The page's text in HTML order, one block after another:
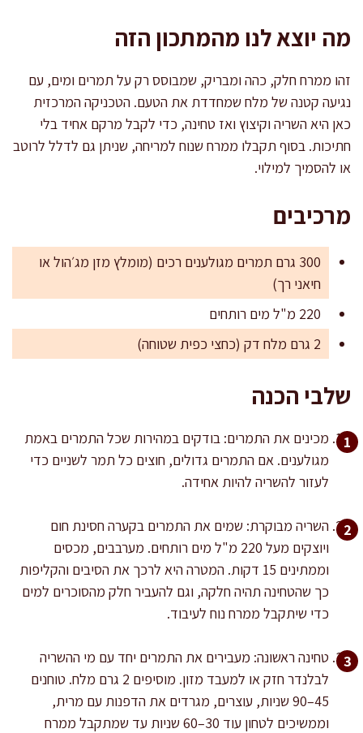
מה יוצא לנו מהמתכון הזה
זהו ממרח חלק, כהה ומבריק, שמבוסס רק על תמרים ומים, עם
נגיעה קטנה של מלח שמחדדת את הטעם. הטכניקה המרכזית
כאן היא השריה וקיצוץ ואז טחינה, כדי לקבל מרקם אחיד בלי
חתיכות. בסוף תקבלו ממרח שנוח למריחה, שניתן גם לדלל לרוטב
או להסמיך למילוי.
מרכיבים
300 גרם תמרים מגולענים רכים (מומלץ מזן מג׳הול או
חיאני רך)
220 מ"ל מים רותחים
2 גרם מלח דק (כחצי כפית שטוחה)
שלבי הכנה
מכינים את התמרים: בודקים במהירות שכל התמרים באמת
מגולענים. אם התמרים גדולים, חוצים כל תמר לשניים כדי
לעזור להשריה להיות אחידה.
השריה מבוקרת: שמים את התמרים בקערה חסינת חום
ויוצקים מעל 220 מ"ל מים רותחים. מערבבים, מכסים
וממתינים 15 דקות. המטרה היא לרכך את הסיבים והקליפות
כך שהטחינה תהיה חלקה, וגם להעביר חלק מהסוכרים למים
כדי שיתקבל ממרח נוח לעיבוד.
טחינה ראשונה: מעבירים את התמרים יחד עם מי ההשריה
לבלנדר חזק או למעבד מזון. מוסיפים 2 גרם מלח. טוחנים
45–90 שניות, עוצרים, מגרדים את הדפנות עם מרית,
וממשיכים לטחון עוד 30–60 שניות עד שמתקבל ממרח